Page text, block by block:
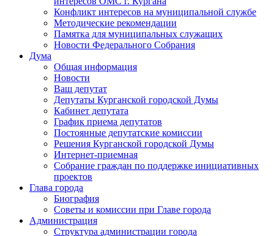
Конфликт интересов на муниципальной службе
Методические рекомендации
Памятка для муниципальных служащих
Новости Федерального Cобрания
Дума
Общая информация
Новости
Ваш депутат
Депутаты Курганской городской Думы
Кабинет депутата
График приема депутатов
Постоянные депутатские комиссии
Решения Курганской городской Думы
Интернет-приемная
Собрание граждан по поддержке инициативных
проектов
Глава города
Биография
Советы и комиссии при Главе города
Администрация
Структура администрации города